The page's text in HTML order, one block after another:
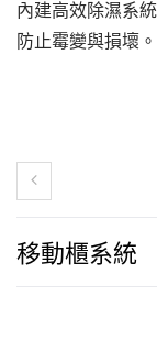
內建高效除濕系
防止霉變與損壞。
移動櫃系統